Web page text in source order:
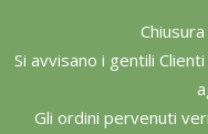
Si avvisano i gentili
Gli ordini pervenuti
content